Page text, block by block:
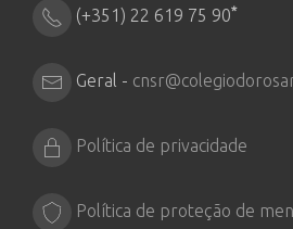
(+351) 22 619 75 90*
Geral -
Política de privacidade
Política de proteção de